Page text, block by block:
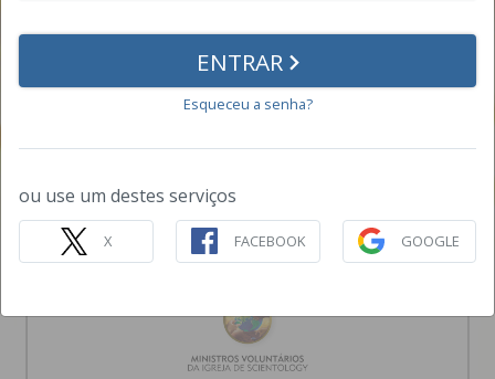
CASAMENTO
CURSO ON-LINE
ENTRAR
Esqueceu a senha?
ou use um destes serviços
X FACEBOOK GOOGLE